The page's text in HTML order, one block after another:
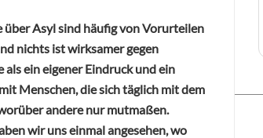
über Asyl sind häufig von Vorurteilen
nichts ist wirksamer gegen
ein eigener Eindruck und ein
Menschen, die sich täglich mit dem
andere nur mutmaßen.
wir uns einmal angesehen, wo